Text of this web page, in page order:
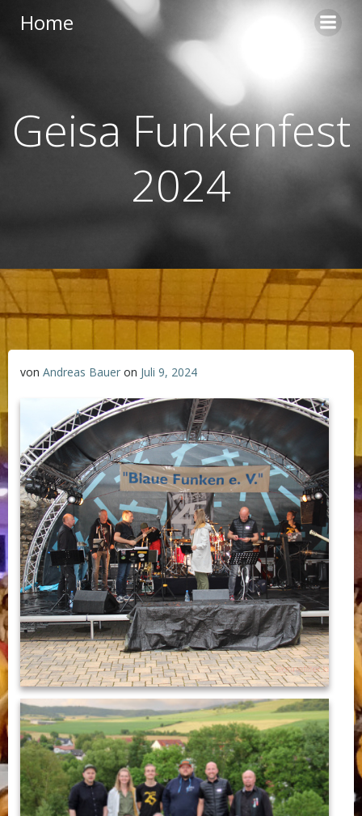
springen
Home
Geisa Funkenfest
2024
von Andreas Bauer on Juli 9, 2024